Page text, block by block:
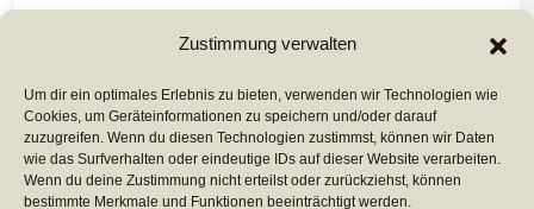
Zustimmung verwalten
Um dir ein optimales Erlebnis zu bieten, verwenden wir Technologien wie
Cookies, um Geräteinformationen zu speichern und/oder darauf
zuzugreifen. Wenn du diesen Technologien zustimmst, können wir Daten
wie das Surfverhalten oder eindeutige IDs auf dieser Website verarbeiten.
Wenn du deine Zustimmung nicht erteilst oder zurückziehst, können
bestimmte Merkmale und Funktionen beeinträchtigt werden.
Markt für Lacke und Farben bis 2017
Mehr Lesen ...